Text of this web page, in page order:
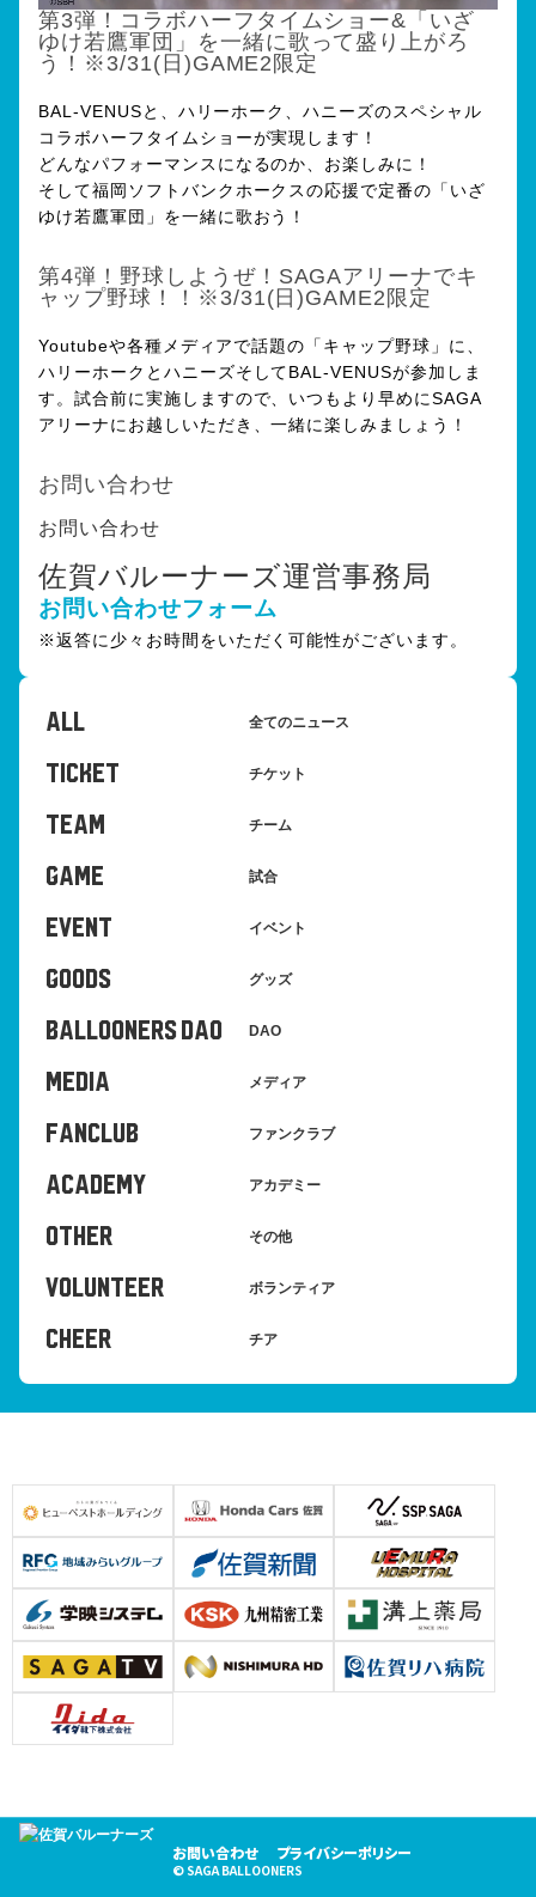
第3弾！コラボハーフタイムショー&「いざ
ゆけ若鷹軍団」を一緒に歌って盛り上がろ
う！※3/31(日)GAME2限定
BAL-VENUSと、ハリーホーク、ハニーズのスペシャル
コラボハーフタイムショーが実現します！
どんなパフォーマンスになるのか、お楽しみに！
そして福岡ソフトバンクホークスの応援で定番の「いざ
ゆけ若鷹軍団」を一緒に歌おう！
第4弾！野球しようぜ！SAGAアリーナでキ
ャップ野球！！※3/31(日)GAME2限定
Youtubeや各種メディアで話題の「キャップ野球」に、
ハリーホークとハニーズそしてBAL-VENUSが参加しま
す。試合前に実施しますので、いつもより早めにSAGA
アリーナにお越しいただき、一緒に楽しみましょう！
お問い合わせ
お問い合わせ
佐賀バルーナーズ運営事務局
お問い合わせフォーム
※返答に少々お時間をいただく可能性がございます。
ALL 全てのニュース
TICKET チケット
TEAM チーム
GAME 試合
EVENT イベント
GOODS グッズ
BALLOONERS DAO DAO
MEDIA メディア
FANCLUB ファンクラブ
ACADEMY アカデミー
OTHER その他
VOLUNTEER ボランティア
CHEER チア
お問い合わせ プライバシーポリシー
© SAGA BALLOONERS